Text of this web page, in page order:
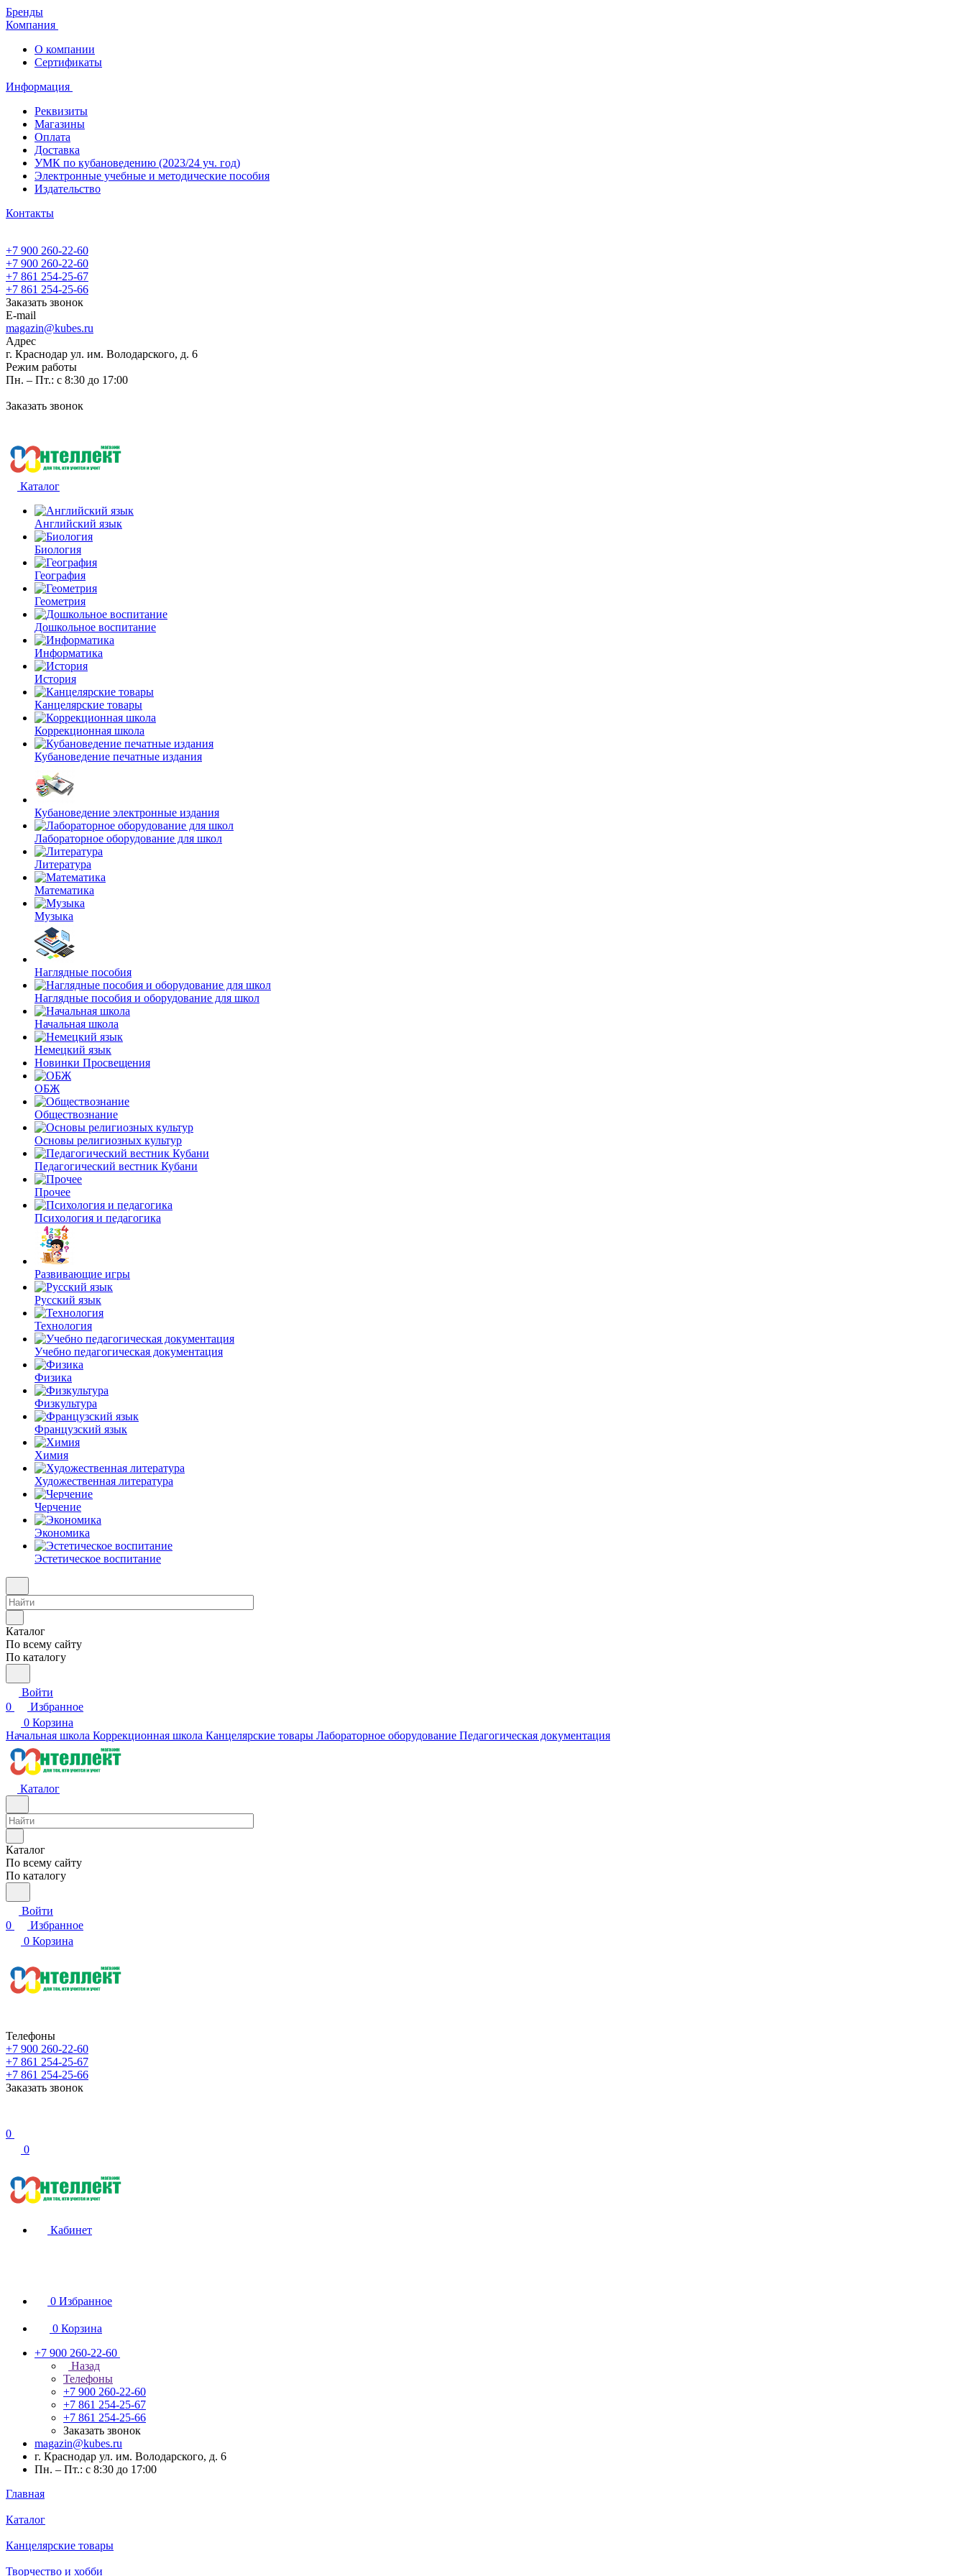
Бренды
Компания
О компании
Сертификаты
Информация
Реквизиты
Магазины
Oплата
Доставка
УМК по кубановедению (2023/24 уч. год)
Электронные учебные и методические пособия
Издательство
Контакты
+7 900 260-22-60
+7 900 260-22-60
+7 861 254-25-67
+7 861 254-25-66
Заказать звонок
E-mail
magazin@kubes.ru
Адрес
г. Краснодар ул. им. Володарского, д. 6
Режим работы
Пн. – Пт.: с 8:30 до 17:00
Заказать звонок
Каталог
Английский язык
Биология
География
Геометрия
Дошкольное воспитание
Информатика
История
Канцелярские товары
Коррекционная школа
Кубановедение печатные издания
Кубановедение электронные издания
Лабораторное оборудование для школ
Литература
Математика
Музыка
Наглядные пособия
Наглядные пособия и оборудование для школ
Начальная школа
Немецкий язык
Новинки Просвещения
ОБЖ
Обществознание
Основы религиозных культур
Педагогический вестник Кубани
Прочее
Психология и педагогика
Развивающие игры
Русский язык
Технология
Учебно педагогическая документация
Физика
Физкультура
Французский язык
Химия
Художественная литература
Черчение
Экономика
Эстетическое воспитание
Каталог
По всему сайту
По каталогу
Войти
0
Избранное
0 Корзина
Начальная школа Коррекционная школа Канцелярские товары Лабораторное оборудование Педагогическая документация
Каталог
Каталог
По всему сайту
По каталогу
Войти
0
Избранное
0 Корзина
Телефоны
+7 900 260-22-60
+7 861 254-25-67
+7 861 254-25-66
Заказать звонок
0
0
Кабинет
0 Избранное
0 Корзина
+7 900 260-22-60
Назад
Телефоны
+7 900 260-22-60
+7 861 254-25-67
+7 861 254-25-66
Заказать звонок
magazin@kubes.ru
г. Краснодар ул. им. Володарского, д. 6
Пн. – Пт.: с 8:30 до 17:00
Главная
Каталог
Канцелярские товары
Творчество и хобби